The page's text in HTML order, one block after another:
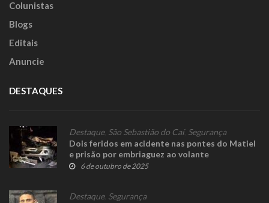
Colunistas
Blogs
Editais
Anuncie
DESTAQUES
Destaque, São Sebastião do Caí, Segurança
Dois feridos em acidente nas pontes do Matiel
e prisão por embriaguez ao volante
6 de outubro de 2025
Destaque, Segurança